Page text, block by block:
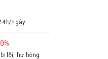
ngày
lỗi, hư hỏng